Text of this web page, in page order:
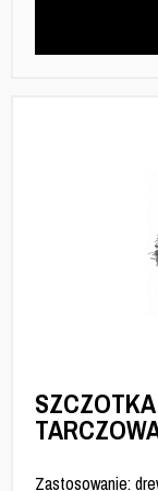
Zastosowanie: